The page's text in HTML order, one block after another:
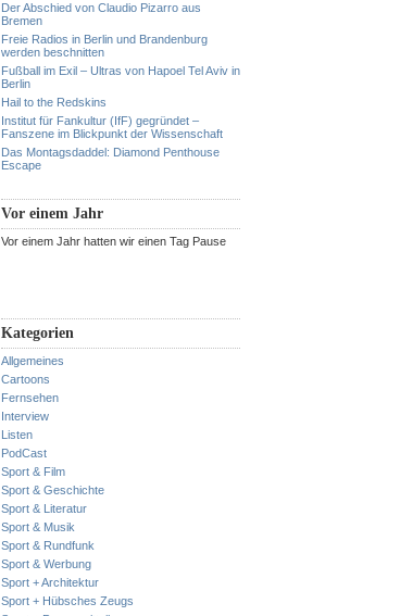
Der Abschied von Claudio Pizarro aus
Bremen
Freie Radios in Berlin und Brandenburg
werden beschnitten
Fußball im Exil – Ultras von Hapoel Tel Aviv in
Berlin
Hail to the Redskins
Institut für Fankultur (IfF) gegründet –
Fanszene im Blickpunkt der Wissenschaft
Das Montagsdaddel: Diamond Penthouse
Escape
Vor einem Jahr
Vor einem Jahr hatten wir einen Tag Pause
Kategorien
Allgemeines
Cartoons
Fernsehen
Interview
Listen
PodCast
Sport & Film
Sport & Geschichte
Sport & Literatur
Sport & Musik
Sport & Rundfunk
Sport & Werbung
Sport + Architektur
Sport + Hübsches Zeugs